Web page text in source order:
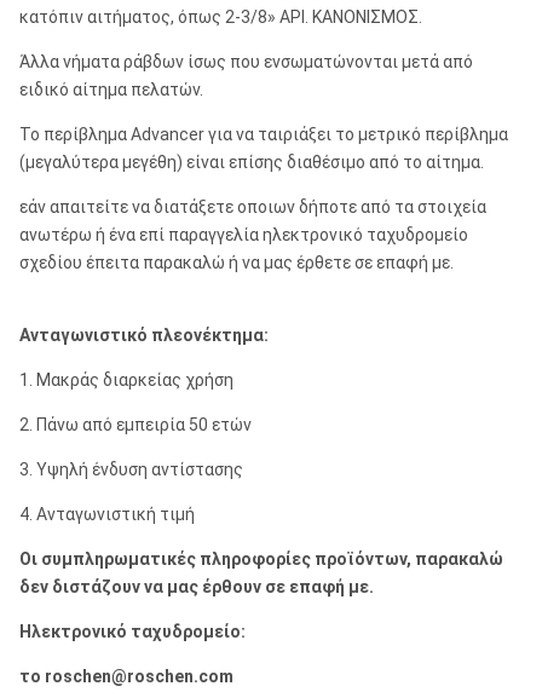
10» NB. 10.750» 10.000» 11.93»
κατόπιν αιτήματος, όπως 2-3/8» API. ΚΑΝΟΝΙΣΜΟΣ.
Άλλα νήματα ράβδων ίσως που ενσωματώνονται μετά από
ειδικό αίτημα πελατών.
Το περίβλημα Advancer για να ταιριάξει το μετρικό περίβλημα
(μεγαλύτερα μεγέθη) είναι επίσης διαθέσιμο από το αίτημα.
εάν απαιτείτε να διατάξετε οποιων δήποτε από τα στοιχεία
ανωτέρω ή ένα επί παραγγελία ηλεκτρονικό ταχυδρομείο
σχεδίου έπειτα παρακαλώ ή να μας έρθετε σε επαφή με.
Ανταγωνιστικό πλεονέκτημα:
1. Μακράς διαρκείας χρήση
2. Πάνω από εμπειρία 50 ετών
3. Υψηλή ένδυση αντίστασης
4. Ανταγωνιστική τιμή
Οι συμπληρωματικές πληροφορίες προϊόντων, παρακαλώ
δεν διστάζουν να μας έρθουν σε επαφή με.
Ηλεκτρονικό ταχυδρομείο:
το roschen@roschen.com